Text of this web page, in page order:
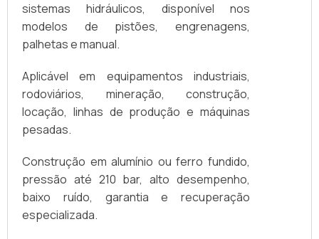
sistemas hidráulicos, disponível nos
modelos de pistões, engrenagens,
palhetas e manual.
Aplicável em equipamentos industriais,
rodoviários, mineração, construção,
locação, linhas de produção e máquinas
pesadas.
Construção em alumínio ou ferro fundido,
pressão até 210 bar, alto desempenho,
baixo ruído, garantia e recuperação
especializada.